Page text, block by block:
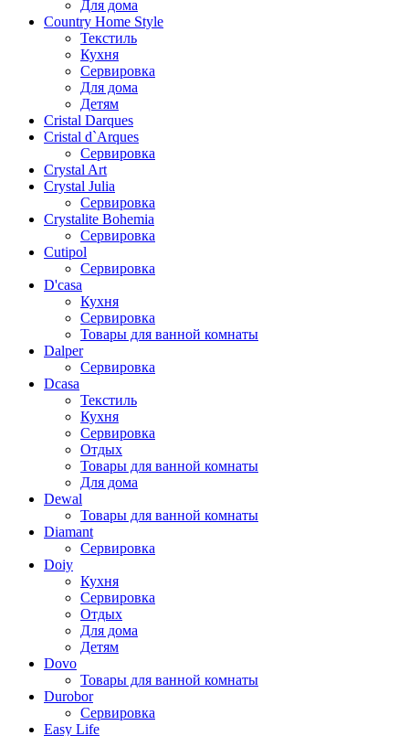
Для дома
Country Home Style
Текстиль
Кухня
Сервировка
Для дома
Детям
Cristal Darques
Cristal d`Arques
Сервировка
Crystal Art
Crystal Julia
Сервировка
Crystalite Bohemia
Сервировка
Cutipol
Сервировка
D'casa
Кухня
Сервировка
Товары для ванной комнаты
Dalper
Сервировка
Dcasa
Текстиль
Кухня
Сервировка
Отдых
Товары для ванной комнаты
Для дома
Dewal
Товары для ванной комнаты
Diamant
Сервировка
Doiy
Кухня
Сервировка
Отдых
Для дома
Детям
Dovo
Товары для ванной комнаты
Durobor
Сервировка
Easy Life